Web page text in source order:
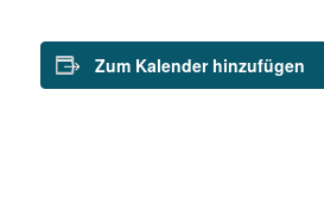
Zum Kalender hinzufügen